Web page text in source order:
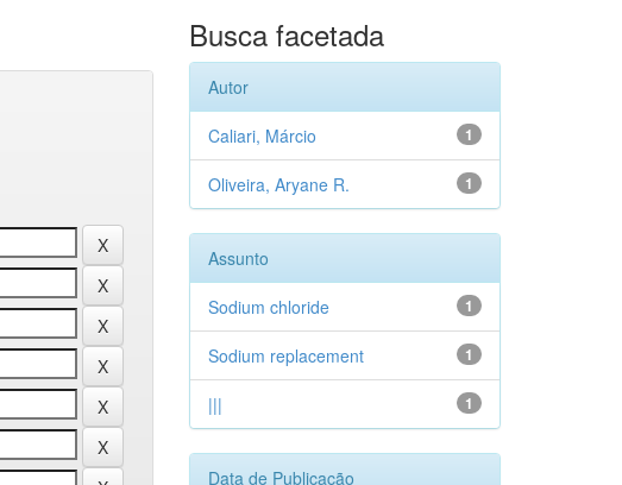
Busca facetada
Autor
1
Caliari, Márcio
1
Oliveira, Aryane R.
Assunto
1
Sodium chloride
1
Sodium replacement
1
|||
Data de Publicação